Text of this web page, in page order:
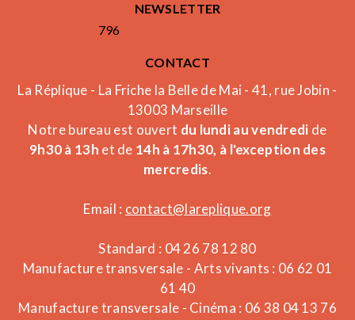
NEWSLETTER
796
CONTACT
La Réplique - La Friche la Belle de Mai - 41, rue Jobin -
13003 Marseille
Notre bureau est ouvert du lundi au vendredi de
9h30 à 13h et de 14h à 17h30, à l'exception des
mercredis.
Email : contact@lareplique.org
Standard : 04 26 78 12 80
Manufacture transversale - Arts vivants : 06 62 01
61 40
Manufacture transversale - Cinéma : 06 38 04 13 76